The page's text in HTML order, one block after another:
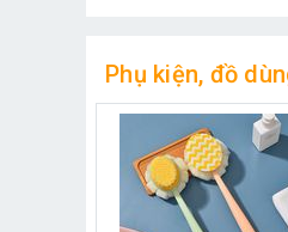
Phụ kiện, đồ